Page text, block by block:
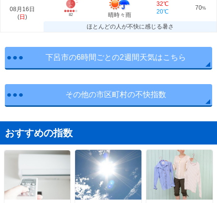
08月16日
(日 ) 82 晴時々雨
32℃
20℃
70%
ほとんどの人が不快に感じる暑さ
下呂市の6時間ごとの2週間天気はこちら
その他の市区町村の不快指数
おすすめの指数